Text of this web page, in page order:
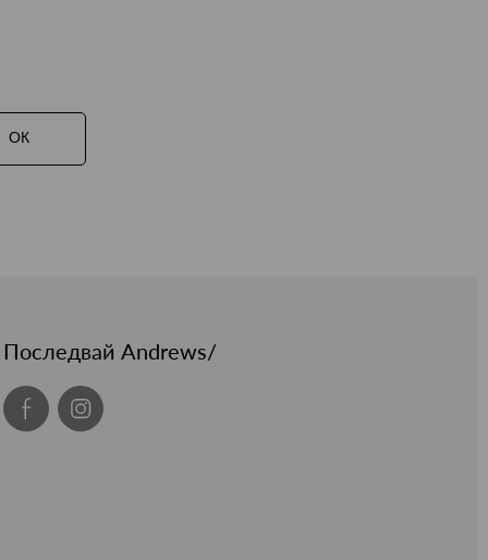
ОК
Последвай Andrews/